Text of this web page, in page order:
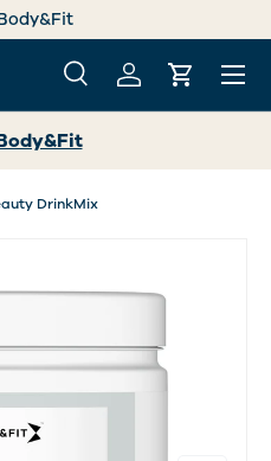
CercaAccediCarrello
Menu
DrinkMix